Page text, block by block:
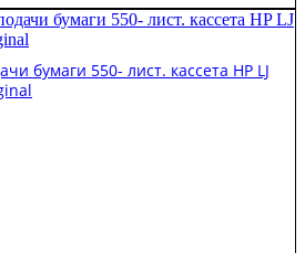
бумаги 550- лист. кассета HP LJ